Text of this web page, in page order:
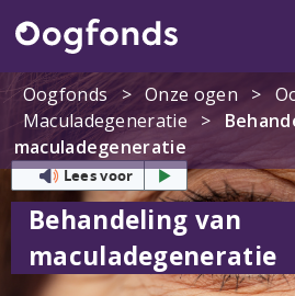
Oogfonds > Onze ogen >
Maculadegeneratie >
maculadegeneratie
Lees voor
Behandeling van
maculadegeneratie